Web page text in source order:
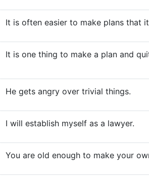
It is often easier to make plans that
It is one thing to make a plan and
He gets angry over trivial things.
I will establish myself as a lawyer.
You are old enough to make your